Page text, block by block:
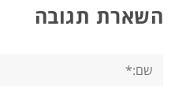
השארת תגובה